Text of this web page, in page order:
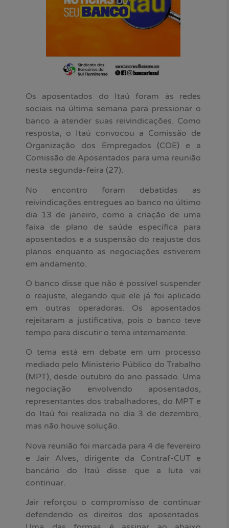
Os aposentados do Itaú foram às redes
sociais na última semana para pressionar o
banco a atender suas reivindicações. Como
resposta, o Itaú convocou a Comissão de
Organização dos Empregados (COE) e a
Comissão de Aposentados para uma reunião
nesta segunda-feira (27).
No encontro foram debatidas as
reivindicações entregues ao banco no último
dia 13 de janeiro, como a criação de uma
faixa de plano de saúde específica para
aposentados e a suspensão do reajuste dos
planos enquanto as negociações estiverem
em andamento.
O banco disse que não é possível suspender
o reajuste, alegando que ele já foi aplicado
em outras operadoras. Os aposentados
rejeitaram a justificativa, pois o banco teve
tempo para discutir o tema internamente.
O tema está em debate em um processo
mediado pelo Ministério Público do Trabalho
(MPT), desde outubro do ano passado. Uma
negociação envolvendo aposentados,
representantes dos trabalhadores, do MPT e
do Itaú foi realizada no dia 3 de dezembro,
mas não houve solução.
Nova reunião foi marcada para 4 de fevereiro
e Jair Alves, dirigente da Contraf-CUT e
bancário do Itaú disse que a luta vai
continuar.
Jair reforçou o compromisso de continuar
defendendo os direitos dos aposentados.